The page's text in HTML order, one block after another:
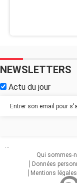
NEWSLETTERS
Actu du jour
...
Qui sommes-
Données
Mentions légales